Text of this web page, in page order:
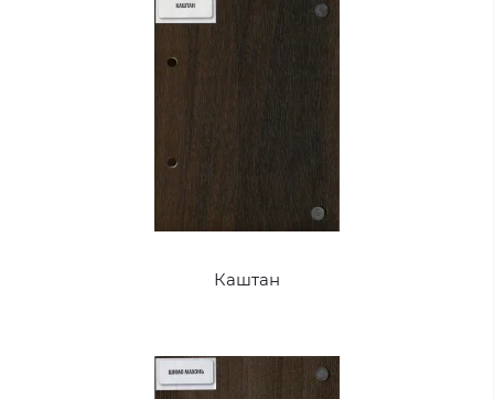
Каштан